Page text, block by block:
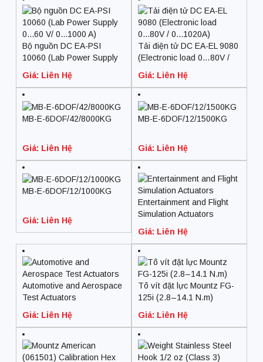
Bộ nguồn DC EA-PSI
10060 (Lab Power Supply
0…60 V/ 0…1000 A)
Giá: Liên Hệ
Tải điện tử DC EA-EL 9080
(Electronic load 0…80V /
0…1020A)
Giá: Liên Hệ
MB-E-6DOF/42/8000KG
Giá: Liên Hệ
MB-E-6DOF/12/1500KG
Giá: Liên Hệ
MB-E-6DOF/12/1000KG
Giá: Liên Hệ
Entertainment and Flight
Simulation Actuators
Giá: Liên Hệ
Automotive and Aerospace
Test Actuators
Giá: Liên Hệ
Tô vít đặt lực Mountz FG-
125i (2.8 – 14.1 N.m)
Giá: Liên Hệ